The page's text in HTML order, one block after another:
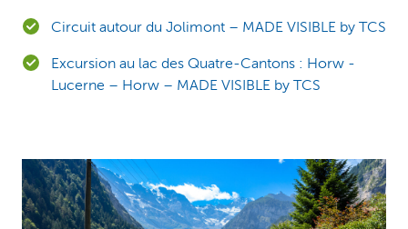
Circuit autour du Jolimont – MADE VISIBLE by TCS
Excursion au lac des Quatre-Cantons : Horw -
Lucerne – Horw – MADE VISIBLE by TCS